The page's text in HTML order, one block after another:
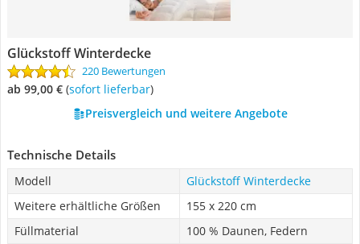
Glückstoff Winterdecke
220 Bewertungen
ab 99,00 € ( Sofort lieferbar)
Preisvergleich und weitere Angebote
Technische Details
Modell
Glückstoff Winterdecke
Weitere erhältliche Größen
155 x 220 cm
Füllmaterial
100 % Daunen, Federn